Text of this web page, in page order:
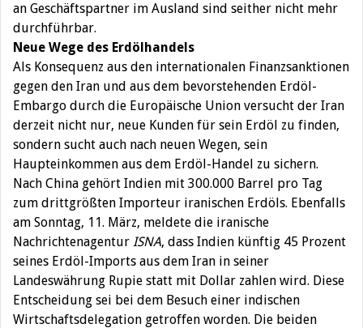
an Geschäftspartner im Ausland sind seither nicht mehr
durchführbar.
Neue Wege des Erdölhandels
Als Konsequenz aus den internationalen Finanzsanktionen
gegen den Iran und aus dem bevorstehenden Erdöl-
Embargo durch die Europäische Union versucht der Iran
derzeit nicht nur, neue Kunden für sein Erdöl zu finden,
sondern sucht auch nach neuen Wegen, sein
Haupteinkommen aus dem Erdöl-Handel zu sichern.
Nach China gehört Indien mit 300.000 Barrel pro Tag
zum drittgrößten Importeur iranischen Erdöls. Ebenfalls
am Sonntag, 11. März, meldete die iranische
Nachrichtenagentur ISNA, dass Indien künftig 45 Prozent
seines Erdöl-Imports aus dem Iran in seiner
Landeswährung Rupie statt mit Dollar zahlen wird. Diese
Entscheidung sei bei dem Besuch einer indischen
Wirtschaftsdelegation getroffen worden. Die beiden